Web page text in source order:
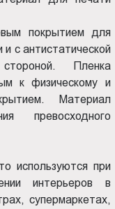
покрытием для
с антистатической
Пленка
к физическому и
Материал
превосходного
используются при
интерьеров в
супермаркетах,